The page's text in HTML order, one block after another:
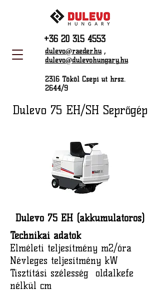
dulevo@raeder.hu,
dulevo@dulevohungary.hu
+36 20 315 4553
2316 Tököl Csépi út hrsz.
2644/9
Dulevo 75 EH/SH Seprőgép
Dulevo 75 EH (akkumulátoros)
Technikai adatok
Elméleti teljesítmény m2/óra
Névleges teljesítmény kW
Tisztítási szélesség oldalkefe
nélkül cm